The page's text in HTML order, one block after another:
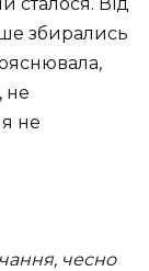
збирались
не
не
чесно